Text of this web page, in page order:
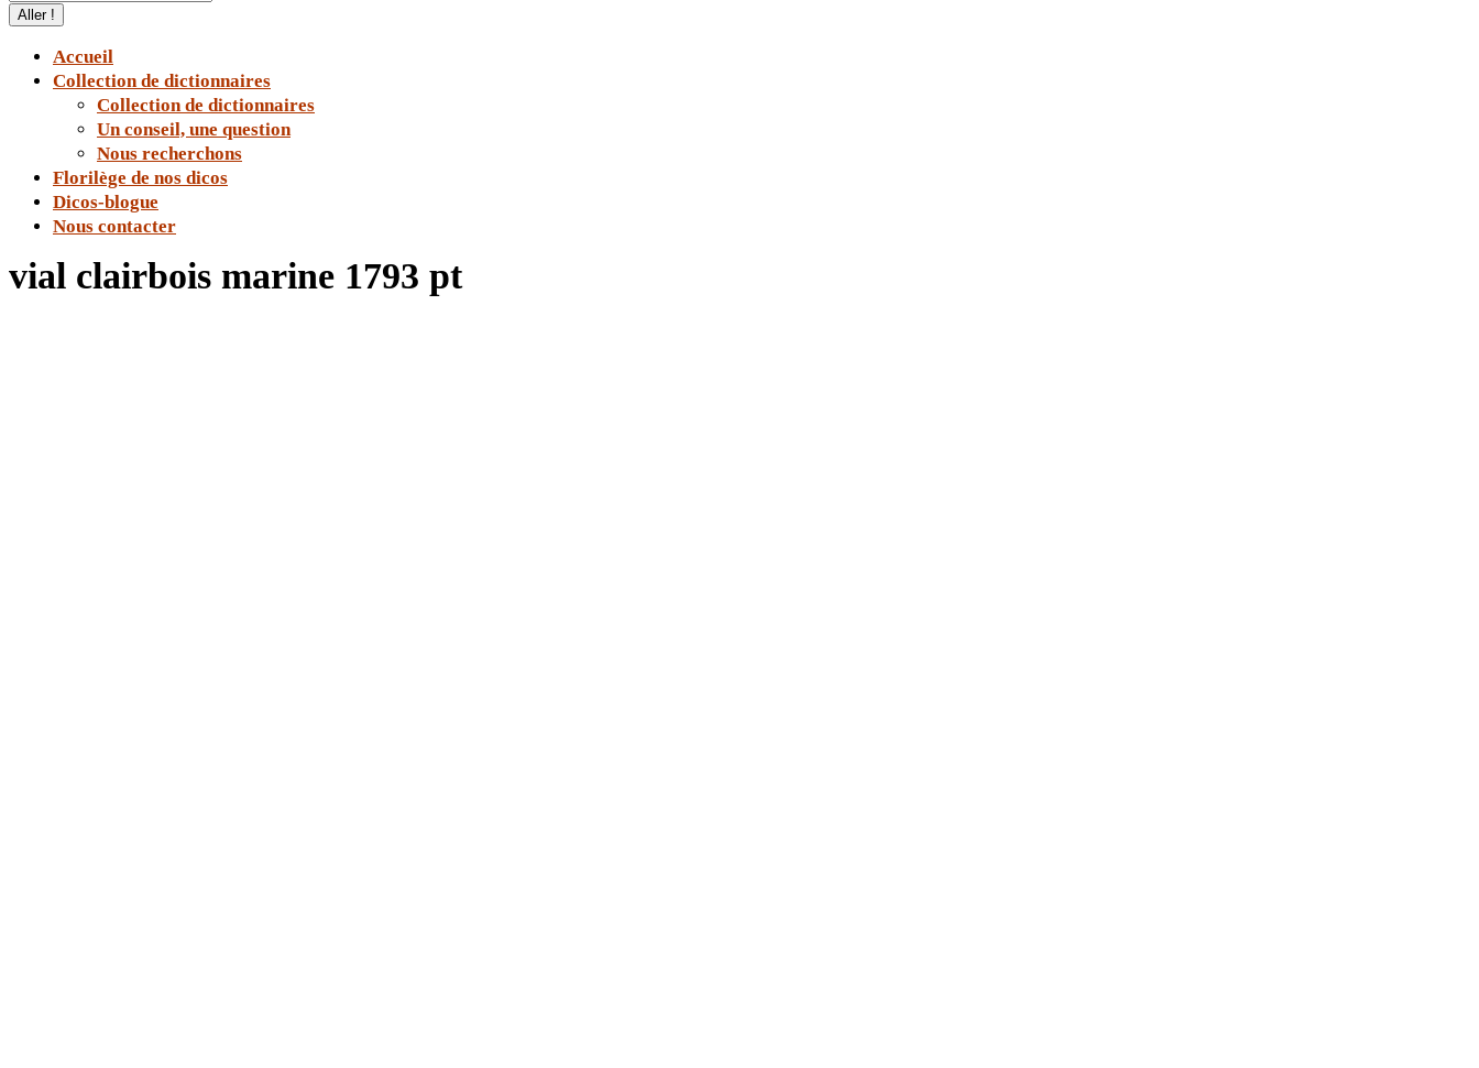
Accueil
Collection de dictionnaires
Collection de dictionnaires
Un conseil, une question
Nous recherchons
Florilège de nos dicos
Dicos-blogue
Nous contacter
vial clairbois marine 1793 pt